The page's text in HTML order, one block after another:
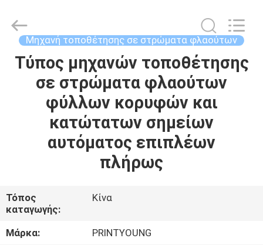
ΣΠΊΤΙ
ΠΡΟΪΌΝΤΑ
ΒΊΝΤΕΟ
ΕΜΕΊΣ
ΓΎΡΟΣ
Industry
Co.,Ltd.
Reserved.
Μηχανή τοποθέτησης σε στρώματα φλαούτων
Τύπος μηχανών τοποθέτησης
σε στρώματα φλαούτων
φύλλων κορυφών και
κατώτατων σημείων
αυτόματος επιπλέων
πλήρως
Τόπος
καταγωγής:
Κίνα
Μάρκα:
PRINTYOUNG